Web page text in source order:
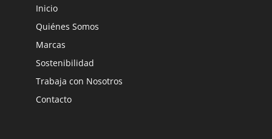
Inicio
Quiénes Somos
Marcas
Sostenibilidad
Trabaja con Nosotros
Contacto